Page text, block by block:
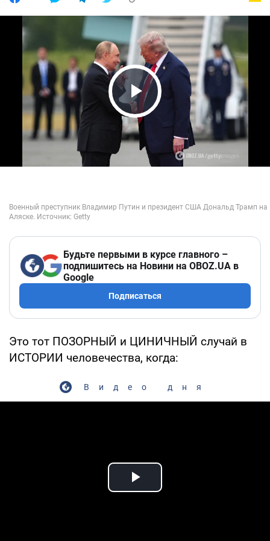
Play Video
Будьте первыми в курсе главного –
подпишитесь на Новини на OBOZ.UA в
Google
Подписаться
Это тот ПОЗОРНЫЙ и ЦИНИЧНЫЙ случай в
ИСТОРИИ человечества, когда:
Видео дня
Play Video